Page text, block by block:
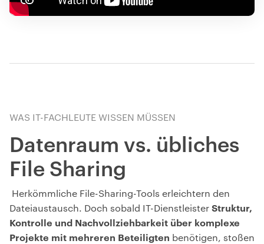
WAS IT-FACHLEUTE WISSEN MÜSSEN
Datenraum vs. übliches
File Sharing
Herkömmliche File-Sharing-Tools erleichtern den
Dateiaustausch. Doch sobald IT-DienstleisterStruktur,
Kontrolle und Nachvollziehbarkeit über komplexe
Projekte mit mehreren Beteiligten benötigen, stoßen